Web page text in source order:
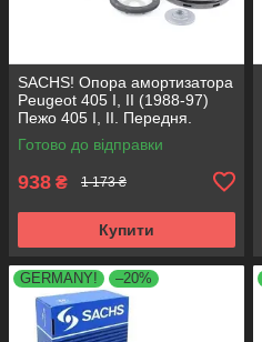
SACHS! Опора амортизатора
Peugeot 405 I, II (1988-97)
Пежо 405 I, II. Передня.
SM1553 , 803023 , KB659.36 ,
VKDA35336
Готово до відправки
938 ₴ 1 173 ₴
Купити
GERMANY! –20%